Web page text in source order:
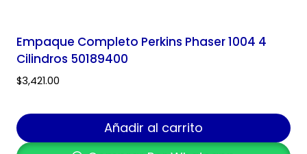
Empaque Completo Perkins Phaser 1004 4
Cilindros 50189400
$3,421.00
Añadir al carrito